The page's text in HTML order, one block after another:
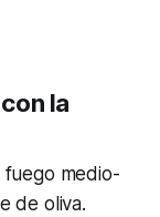
la
fuego medio-
de oliva.